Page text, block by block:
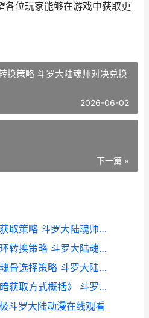
各位玩家能够在游戏中获取更
换策略 斗罗大陆魂师对决兑换
2026-06-02
下一篇 »
斗罗大陆魂师对决魂环获取策略 斗罗大陆魂师对决
斗罗大陆魂师对决：魂环转换策略 斗罗大陆魂师对决兑换码
斗罗大陆武魂觉醒土系魂骨选择策略 斗罗大陆武魂觉醒免费版
《斗罗大陆武魂觉醒光暗获取方式概括》 斗罗大陆武魂觉醒
斗罗大陆动漫在线观看